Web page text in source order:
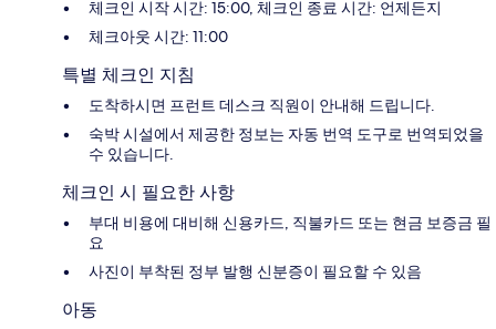
체크인 시작 시간: 15:00, 체크인 종료 시간: 언제든지
체크아웃 시간: 11:00
특별 체크인 지침
도착하시면 프런트 데스크 직원이 안내해 드립니다.
숙박 시설에서 제공한 정보는 자동 번역 도구로 번역되었을
수 있습니다.
체크인 시 필요한 사항
부대 비용에 대비해 신용카드, 직불카드 또는 현금 보증금 필
요
사진이 부착된 정부 발행 신분증이 필요할 수 있음
아동